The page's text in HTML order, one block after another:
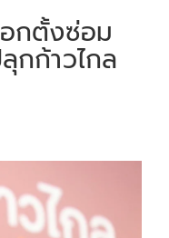
อกตั้งซ่อม
กก้าวไกล